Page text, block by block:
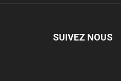
SUIVEZ NOUS